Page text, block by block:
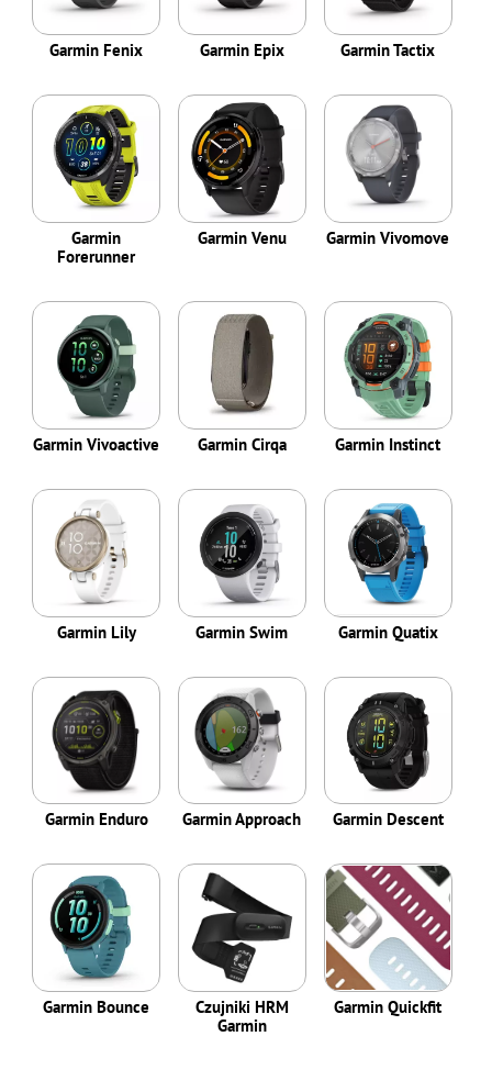
Garmin Fenix Garmin Epix Garmin Tactix
Garmin
Forerunner
Garmin Venu Garmin Vivomove
Garmin Vivoactive Garmin Cirqa Garmin Instinct
Garmin Lily Garmin Swim Garmin Quatix
Garmin Enduro Garmin Approach Garmin Descent
Garmin Bounce
Czujniki HRM
Garmin
Garmin Quickfit